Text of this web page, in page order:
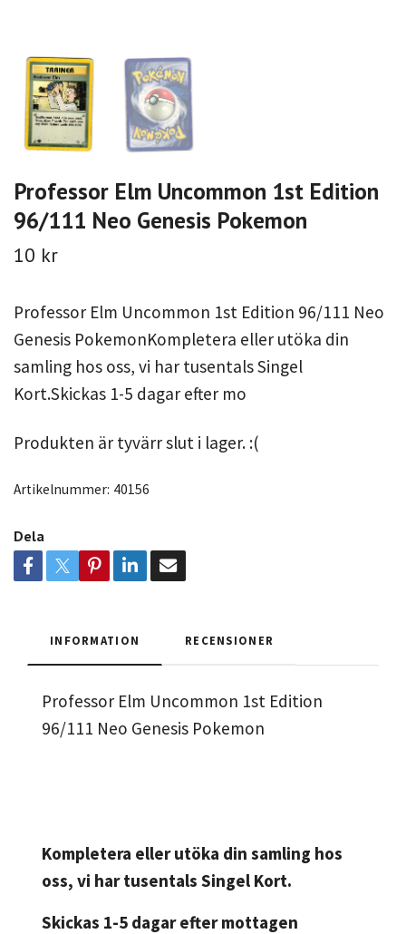
Professor Elm Uncommon 1st Edition
96/111 Neo Genesis Pokemon
10 kr
Professor Elm Uncommon 1st Edition 96/111 Neo
Genesis PokemonKompletera eller utöka din
samling hos oss, vi har tusentals Singel
Kort.Skickas 1-5 dagar efter mo
Produkten är tyvärr slut i lager. :(
Artikelnummer: 40156
Dela
INFORMATION RECENSIONER
Professor Elm Uncommon 1st Edition
96/111 Neo Genesis Pokemon
Kompletera eller utöka din samling hos
oss, vi har tusentals Singel Kort.
Skickas 1-5 dagar efter mottagen